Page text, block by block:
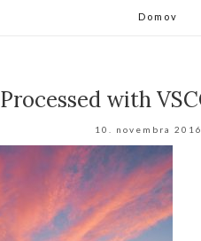
Domov
Processed with
10. novembra 2016